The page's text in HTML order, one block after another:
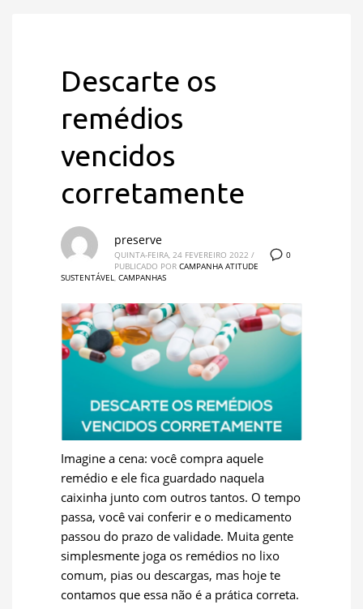
Descarte os
remédios
vencidos
corretamente
0
preserve
QUINTA-FEIRA, 24 FEVEREIRO 2022 /
PUBLICADO POR CAMPANHA ATITUDE
SUSTENTÁVEL, CAMPANHAS
Imagine a cena: você compra aquele
remédio e ele fica guardado naquela
caixinha junto com outros tantos. O tempo
passa, você vai conferir e o medicamento
passou do prazo de validade. Muita gente
simplesmente joga os remédios no lixo
comum, pias ou descargas, mas hoje te
contamos que essa não é a prática correta.